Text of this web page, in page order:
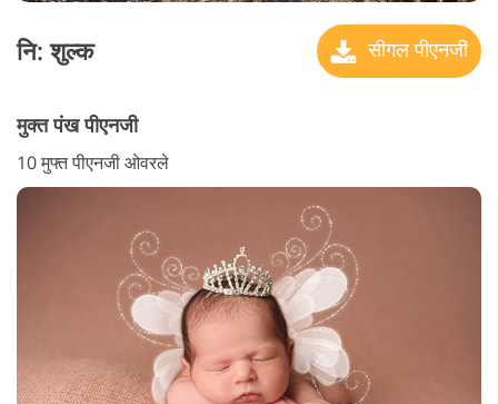
नि: शुल्क सीगल पीएनजी
मुक्त पंख पीएनजी
10 मुफ्त पीएनजी ओवरले